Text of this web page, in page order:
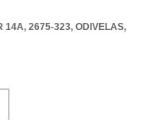
14A, 2675-323, ODIVELAS,